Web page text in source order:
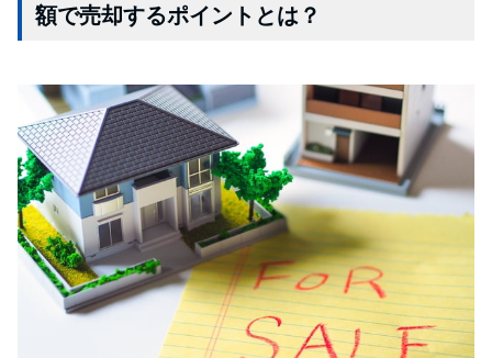
額で売却するポイントとは？